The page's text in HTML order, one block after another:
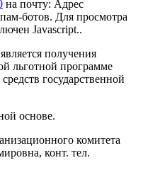
на почту: Адрес
ботов. Для просмотра
Javascript..
получения
льготной программе
государственной
основе.
комитета
конт. тел.